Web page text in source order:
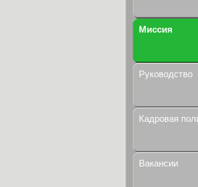
Миссия
Руководство
Кадровая
Вакансии